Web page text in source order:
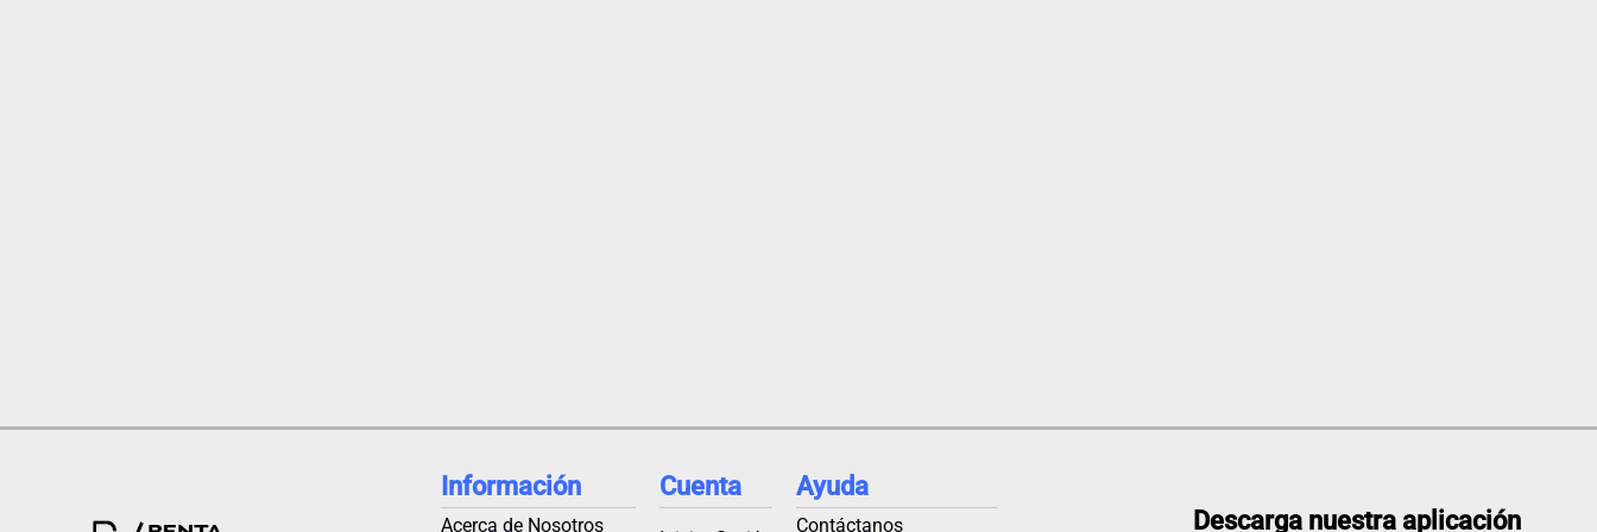
Información
Acerca de Nosotros
Cuenta Ayuda
Contáctanos Descarga nuestra aplicación